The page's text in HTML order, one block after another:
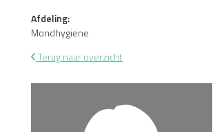
Afdeling:
Mondhygiëne
Terug naar overzicht